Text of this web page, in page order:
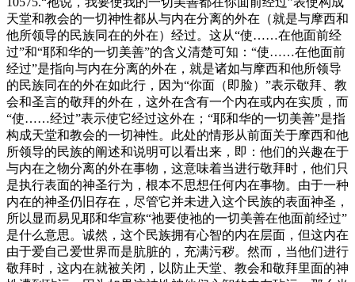
天堂和教会的一切神性都从与内在分离的外在（就是与摩西和
他所领导的民族同在的外在）经过。这从“使……在他面前经
过”和“耶和华的一切美善”的含义清楚可知：“使……在他面前
经过”是指向与内在分离的外在，就是诸如与摩西和他所领导
的民族同在的外在如此行，因为“你面（即脸）”表示敬拜、教
会和圣言的敬拜的外在，这外在含有一个内在或内在实质，而
“使……经过”表示使它经过这外在；“耶和华的一切美善”是指
构成天堂和教会的一切神性。此处的情形从前面关于摩西和他
所领导的民族的阐述和说明可以看出来，即：他们的兴趣在于
与内在之物分离的外在事物，这意味着当进行敬拜时，他们只
是执行表面的神圣行为，根本不思想任何内在事物。由于一种
内在的神圣仍旧存在，尽管它并未进入这个民族的表面神圣，
所以显而易见耶和华宣称“祂要使祂的一切美善在他面前经过”
是什么意思。诚然，这个民族拥有心智的内在层面，但这内在
由于爱自己爱世界而是肮脏的，充满污秽。然而，当他们进行
敬拜时，这内在就被关闭，以防止天堂、教会和敬拜里面的神